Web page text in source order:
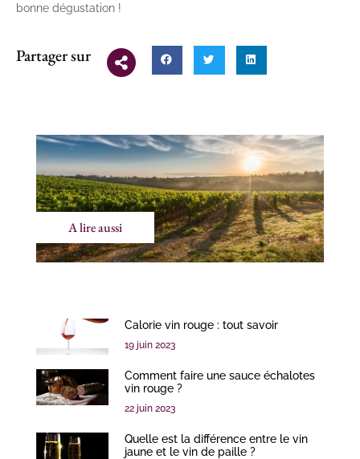
bonne dégustation !
Partager sur
A lire aussi
Calorie vin rouge : tout savoir
19 juin 2023
Comment faire une sauce échalotes
vin rouge ?
22 juin 2023
Quelle est la différence entre le vin
jaune et le vin de paille ?